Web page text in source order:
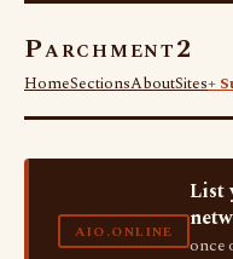
Parchment2
HomeSectionsAboutSites+
AIO.ONLINE
List
once